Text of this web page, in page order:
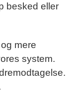
besked eller
mere
system.